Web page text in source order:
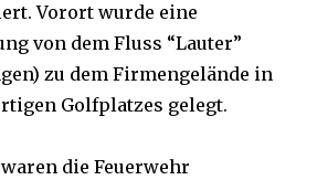
Vorort wurde eine
von dem Fluss “Lauter”
zu dem Firmengelände in
Golfplatzes gelegt.
die Feuerwehr